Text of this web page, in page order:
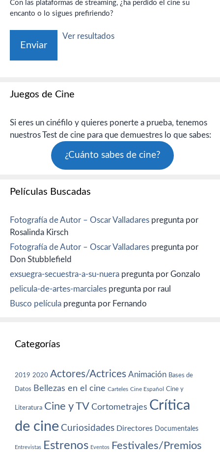
Con las plataformas de streaming, ¿ha perdido el cine su
encanto o lo sigues prefiriendo?
Ver resultados
Juegos de Cine
Si eres un cinéfilo y quieres ponerte a prueba, tenemos
nuestros Test de cine para que demuestres lo que sabes:
¿Cuánto sabes de cine?
Películas Buscadas
Fotografía de Autor – Oscar Valladares pregunta por
Rosalinda Kirsch
Fotografía de Autor – Oscar Valladares pregunta por
Don Stubblefield
exsuegra-secuestra-a-su-nuera pregunta por Gonzalo
pelicula-de-artes-marciales pregunta por raul
Busco película pregunta por Fernando
Categorías
2019 2020 Actores/Actrices Animación Bases de
Datos Bellezas en el cine Carteles Cine Español Cine y
Literatura Cine y TV Cortometrajes Crítica
de cine Curiosidades Directores Documentales
Entrevistas Estrenos Eventos Festivales/Premios